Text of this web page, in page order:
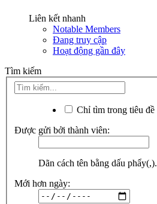
Liên kết nhanh
Notable Members
Đang truy cập
Hoạt động gần đây
Tìm kiếm
Chỉ tìm trong tiêu đề
Được gửi bởi thành viên:
Dãn cách tên bằng dấu phẩy(,).
Mới hơn ngày: